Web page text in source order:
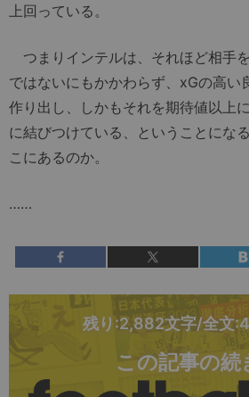
上回っている。
つまりインテルは、それほど相手
ではないにもかかわらず、xGの高い
作り出し、しかもそれを期待値以上
に結びつけている、ということにな
こにあるのか。
……
残り:2,882文字/全文
この記事の続